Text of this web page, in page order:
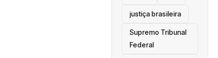
justiça brasileira
Supremo Tribunal
Federal